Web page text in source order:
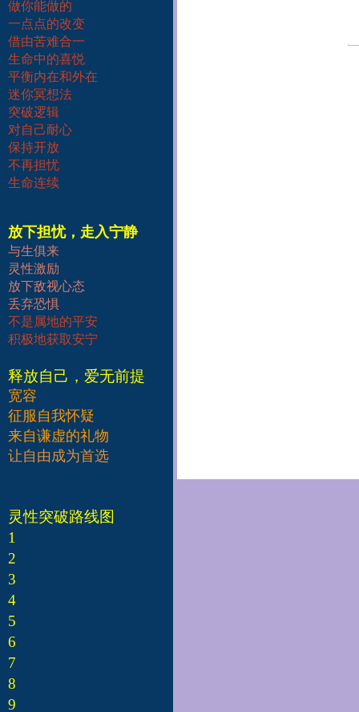
做你能做的
一点点的改变
借由苦难合一
生命中的喜悦
平衡内在和外在
迷你冥想法
突破逻辑
对自己耐心
保持开放
不再担忧
生命连续
放下担忧，走入宁静
与生俱来
灵性激励
放下敌视心态
丢弃恐惧
不是属地的平安
积极地获取安宁
释放自己，爱无前提
宽容
征服自我怀疑
来自谦虚的礼物
让自由成为首选
灵性突破路线图
1
2
3
4
5
6
7
8
9